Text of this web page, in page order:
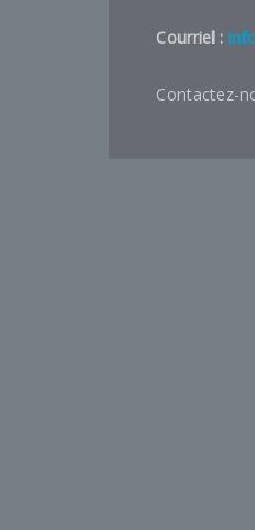
Courriel :
Contactez-